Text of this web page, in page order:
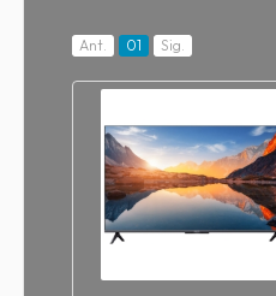
Ant. 01 Sig.